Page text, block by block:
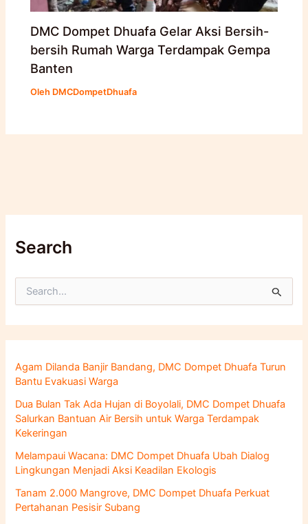
DMC Dompet Dhuafa Gelar Aksi Bersih-
bersih Rumah Warga Terdampak Gempa
Banten
Oleh DMCDompetDhuafa
Search
a
t
u
k
:
Agam Dilanda Banjir Bandang, DMC Dompet Dhuafa Turun
Bantu Evakuasi Warga
Dua Bulan Tak Ada Hujan di Boyolali, DMC Dompet Dhuafa
Salurkan Bantuan Air Bersih untuk Warga Terdampak
Kekeringan
Melampaui Wacana: DMC Dompet Dhuafa Ubah Dialog
Lingkungan Menjadi Aksi Keadilan Ekologis
Tanam 2.000 Mangrove, DMC Dompet Dhuafa Perkuat
Pertahanan Pesisir Subang